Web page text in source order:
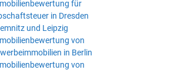
für
in Dresden
und Leipzig
von
in Berlin
von